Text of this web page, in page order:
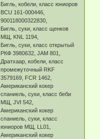
Бигль, кобели, класс юниоров
BCU 161-000446,
900118000322830,
Бигль, суки, класс щенков
МЩ, KNL 1194,
Бигль, суки, класс открытый
РКФ 3980632, JAM 801,
Дратхаар, кобели, класс
промежуточный RKF
3579169, FCR 1462,
Американский кокер
спаниель, суки, класс беби
МЩ, JVI 542,
Американский кокер
спаниель, суки, класс
юниоров МЩ, LL01,
Американский кокер